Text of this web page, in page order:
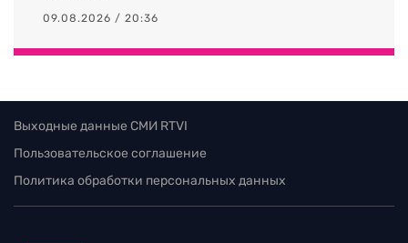
09.08.2026 / 20:36
Выходные данные СМИ RTVI
Пользовательское соглашение
Политика обработки персональных данных